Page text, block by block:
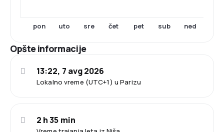
pon uto sre čet pet sub ned
Opšte informacije
Lokalno vreme (UTC+1) u Parizu
13:22, 7 avg 2026
2 h 35 min